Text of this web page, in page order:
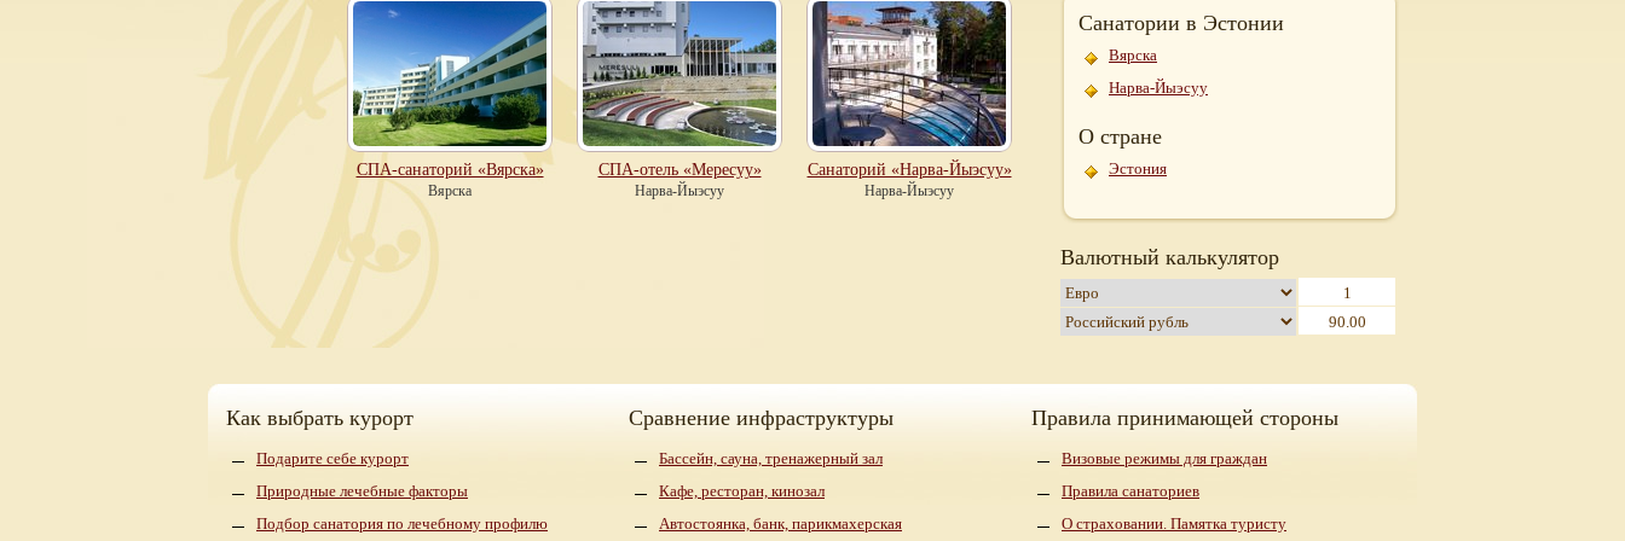
СПА-санаторий «Вярска»
Вярска
СПА-отель «Мересуу»
Нарва-Йыэсуу
Санаторий «Нарва-Йыэсуу»
Нарва-Йыэсуу
Санатории в Эстонии
Вярска
Нарва-Йыэсуу
О стране
Эстония
Валютный калькулятор
Как выбрать курорт
Подарите себе курорт
Природные лечебные факторы
Подбор санатория по лечебному профилю
Сравнение инфраструктуры
Бассейн, сауна, тренажерный зал
Кафе, ресторан, кинозал
Автостоянка, банк, парикмахерская
Правила принимающей стороны
Визовые режимы для граждан
Правила санаториев
О страховании. Памятка туристу